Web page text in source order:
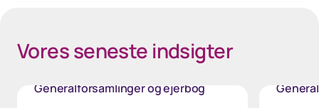
Vores seneste indsigter
Generalforsamlinger og ejerbog